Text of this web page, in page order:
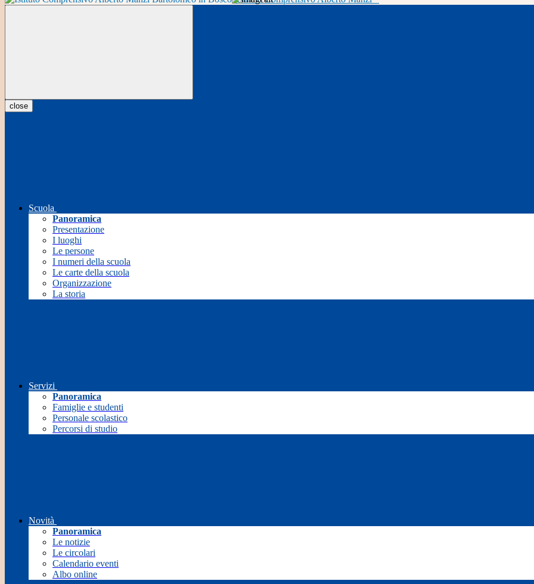
close
Scuola
Panoramica
Presentazione
I luoghi
Le persone
I numeri della scuola
Le carte della scuola
Organizzazione
La storia
Servizi
Panoramica
Famiglie e studenti
Personale scolastico
Percorsi di studio
Novità
Panoramica
Le notizie
Le circolari
Calendario eventi
Albo online